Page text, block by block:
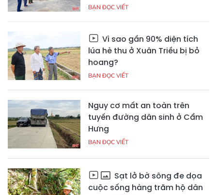
BẠN ĐỌC VIẾT
Vì sao gần 90% diện tích
lúa hè thu ở Xuân Triều bị bỏ
hoang?
BẠN ĐỌC VIẾT
Nguy cơ mất an toàn trên
tuyến đường dân sinh ở Cẩm
Hưng
BẠN ĐỌC VIẾT
Sạt lở bờ sông đe dọa
cuộc sống hàng trăm hộ dân